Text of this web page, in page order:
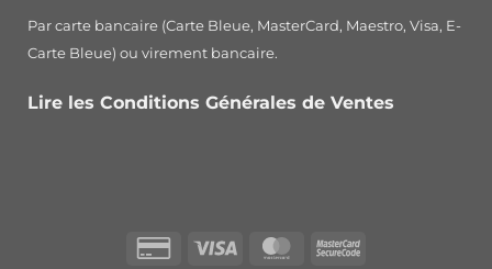
Par carte bancaire (Carte Bleue, MasterCard, Maestro, Visa, E-
Carte Bleue) ou virement bancaire.
Lire les Conditions Générales de Ventes
Credit
Visa MasterCardMasterCard